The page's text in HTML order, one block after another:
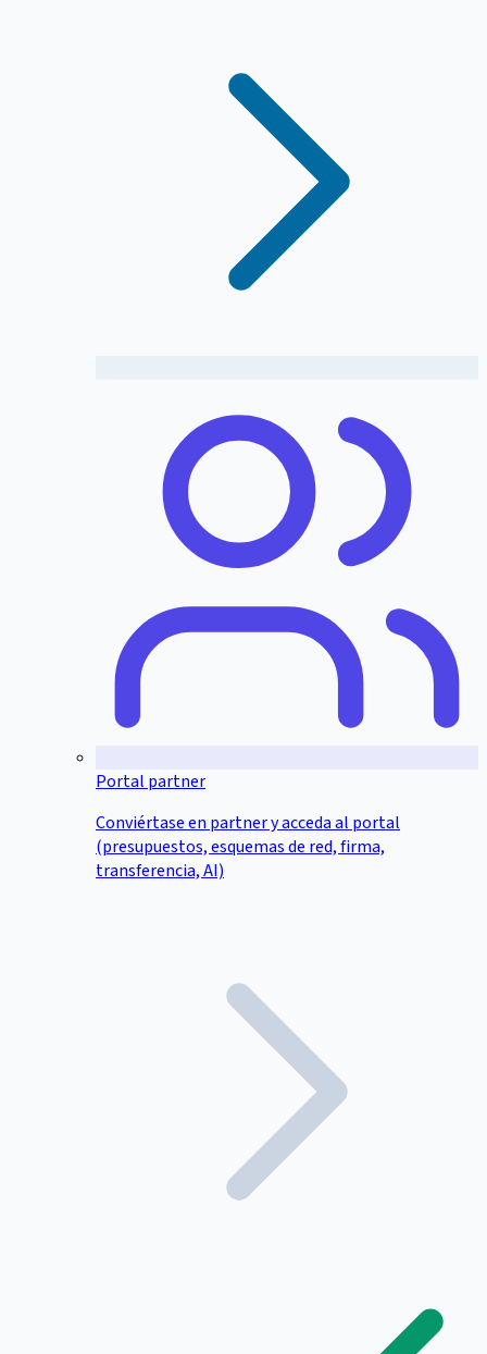
Portal partner
Conviértase en partner y acceda al portal
(presupuestos, esquemas de red, firma,
transferencia, AI)